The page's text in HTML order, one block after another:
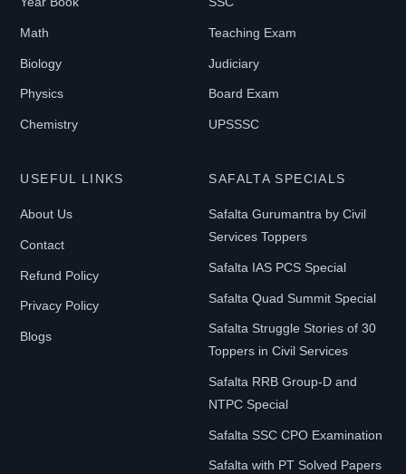
Math
Biology
Physics
Chemistry
Teaching Exam
Judiciary
Board Exam
UPSSSC
USEFUL LINKS
About Us
Contact
Refund Policy
Privacy Policy
Blogs
SAFALTA SPECIALS
Safalta Gurumantra by Civil
Services Toppers
Safalta IAS PCS Special
Safalta Quad Summit Special
Safalta Struggle Stories of 30
Toppers in Civil Services
Safalta RRB Group-D and
NTPC Special
Safalta SSC CPO Examination
Safalta with PT Solved Papers